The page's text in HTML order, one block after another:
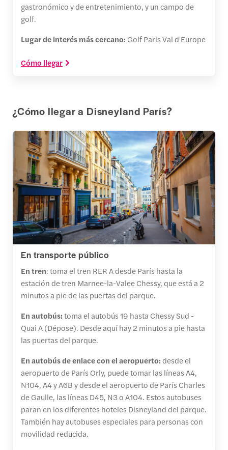
gastronómico y de entretenimiento, y un campo de
golf.
Lugar de interés más cercano: Golf Paris Val d'Europe
Cómo llegar
¿Cómo llegar a Disneyland París?
En transporte público
En tren: toma el tren RER A desde París hasta la
estación de tren Marnee-la-Valee Chessy, que está a 2
minutos a pie de las puertas del parque.
En autobús:toma el autobús 19 hasta Chessy Sud -
Quai A (Dépose). Desde aquí hay 2 minutos a pie hasta
las puertas del parque.
En autobús de enlace con el aeropuerto:desde el
aeropuerto de París Orly, puede tomar las líneas A4,
N104, A4 y A6B y desde el aeropuerto de París Charles
de Gaulle, las líneas D45, N3 o A104. Estos autobuses
paran en los diferentes hoteles Disneyland del parque.
También hay autobuses especiales para personas con
movilidad reducida.